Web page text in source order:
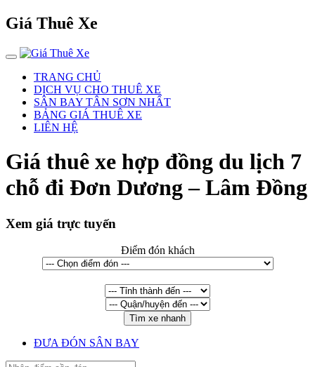
Giá Thuê Xe
TRANG CHỦ
DỊCH VỤ CHO THUÊ XE
SÂN BAY TÂN SƠN NHẤT
BẢNG GIÁ THUÊ XE
LIÊN HỆ
Giá thuê xe hợp đồng du lịch 7
chỗ đi Đơn Dương – Lâm Đồng
Xem giá trực tuyến
Điểm đón khách
Tìm xe nhanh
ĐƯA ĐÓN SÂN BAY